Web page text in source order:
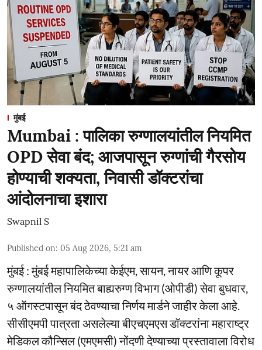
मुंबई
Mumbai : पालिका रुग्णालयांतील नियमित
OPD सेवा बंद; आजपासून रुग्णांची गैरसोय
होण्याची शक्यता, निवासी डॉक्टरांचा
आंदोलनाचा इशारा
Swapnil S
Published on: 05 Aug 2026, 5:21 am
मुंबई : मुंबई महापालिकेच्या केईएम, सायन, नायर आणि कूपर
रुग्णालयांतील नियमित बाह्यरुग्ण विभाग (ओपीडी) सेवा बुधवार,
५ ऑगस्टपासून बंद ठेवण्याचा निर्णय मार्डने जाहीर केला आहे.
सीसीएमपी पात्रता असलेल्या बीएचएमएस डॉक्टरांना महाराष्ट्र
मेडिकल कौन्सिल (एमएमसी) नोंदणी देण्याच्या प्रस्तावाला विरोध